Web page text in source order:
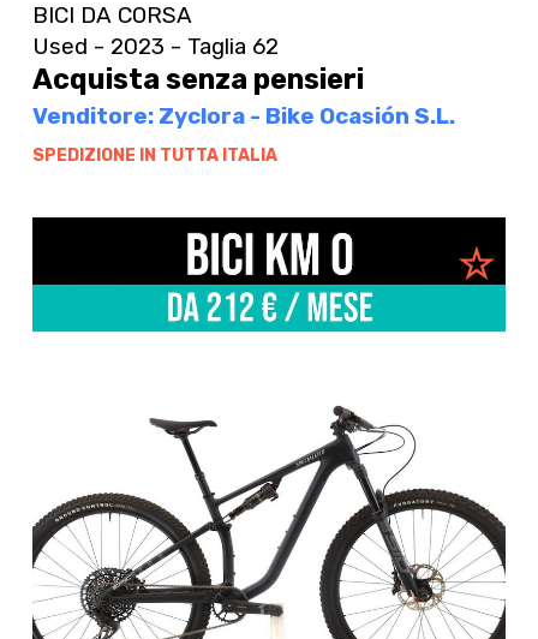
BICI DA CORSA
Used - 2023 - Taglia 62
Acquista senza pensieri
Venditore: Zyclora - Bike Ocasión S.L.
SPEDIZIONE IN TUTTA ITALIA